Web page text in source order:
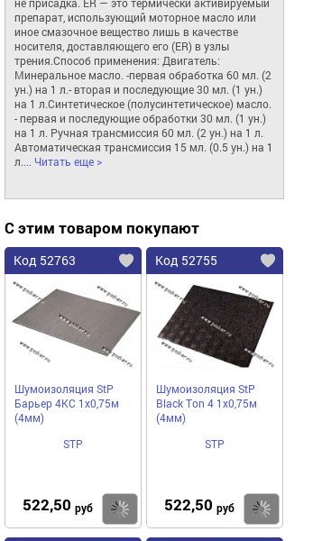
препарат, использующий моторное масло или
иное смазочное вещество лишь в качестве
носителя, доставляющего его (ER) в узлы
трения.Способ применения: Двигатель:
Минеральное масло. -первая обработка 60 мл. (2
ун.) на 1 л.- вторая и последующие 30 мл. (1 ун.)
на 1 л.Синтетическое (полусинтетическое) масло.
- первая и последующие обработки 30 мл. (1 ун.)
на 1 л. Ручная трансмиссия 60 мл. (2 ун.) на 1 л.
Автоматическая трансмиссия 15 мл. (0.5 ун.) на 1
л.... Читать еще >
С этим товаром покупают
Код 52763
Шумоизоляция StP
Барьер 4КС 1х0,75м
(4мм)
STP
522,50 руб Купить
Код 52755
Шумоизоляция StP
Black Ton 4 1х0,75м
(4мм)
STP
522,50 руб